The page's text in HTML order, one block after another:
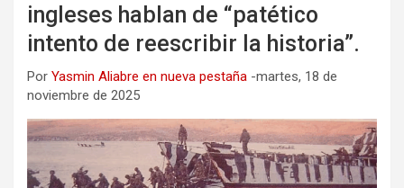
ingleses hablan de “patético
intento de reescribir la historia”.
Por Yasmin Aliabre en nueva pestaña -martes, 18 de
noviembre de 2025